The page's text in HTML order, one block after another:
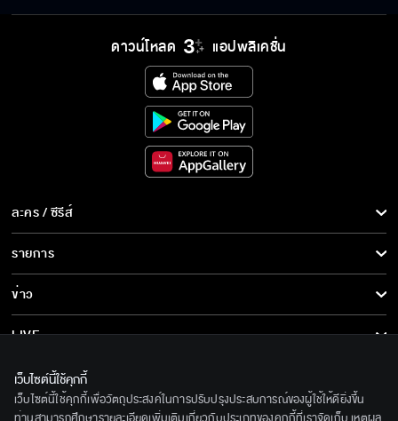
ดาวน์โหลด แอปพลิเคชั่น
ละคร / ซีรีส์
ละคร/ซีรีส์
ซีรีส์นานาชาติ
การ์ตูน & เกม
รายการ
รายการทั้งหมด
ข่าว
ข่าวทั้งหมด
ข่าวประชาสัมพันธ์
LIVE
เกี่ยวกับเรา
BEC World
ติดตามเราได้ที่
เว็บไซต์นี้ใช้คุกกี้
เว็บไซต์นี้ใช้คุกกี้เพื่อวัตถุประสงค์ในการปรับปรุงประสบการณ์ของผู้ใช้ให้ดียิ่งขึ้น